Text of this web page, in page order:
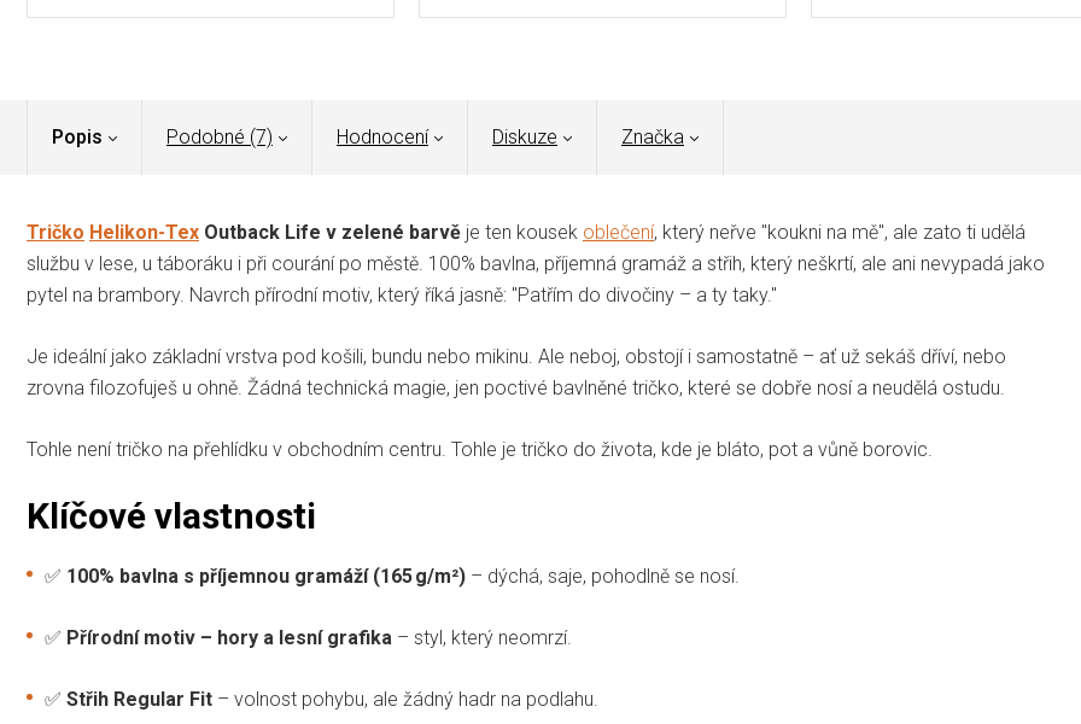
Popis Podobné (7) Hodnocení Diskuze Značka
Tričko Helikon-Tex Outback Life v zelené barvě je ten kousek oblečení, který neřve "koukni na mě", ale zato ti udělá
službu v lese, u táboráku i při courání po městě. 100% bavlna, příjemná gramáž a střih, který neškrtí, ale ani nevypadá jako
pytel na brambory. Navrch přírodní motiv, který říká jasně: "Patřím do divočiny – a ty taky."
Je ideální jako základní vrstva pod košili, bundu nebo mikinu. Ale neboj, obstojí i samostatně – ať už sekáš dříví, nebo
zrovna filozofuješ u ohně. Žádná technická magie, jen poctivé bavlněné tričko, které se dobře nosí a neudělá ostudu.
Tohle není tričko na přehlídku v obchodním centru. Tohle je tričko do života, kde je bláto, pot a vůně borovic.
Klíčové vlastnosti
✅ 100% bavlna s příjemnou gramáží (165 g/m²) – dýchá, saje, pohodlně se nosí.
✅ Přírodní motiv – hory a lesní grafika – styl, který neomrzí.
✅ Střih Regular Fit – volnost pohybu, ale žádný hadr na podlahu.